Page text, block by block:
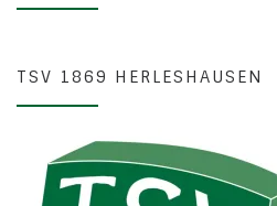
TSV 1869 HERLESHAUSEN